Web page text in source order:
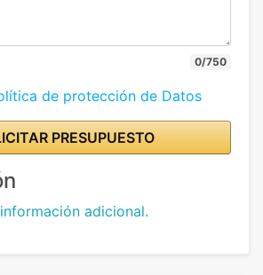
0/750
de protección de Datos
PRESUPUESTO
adicional.